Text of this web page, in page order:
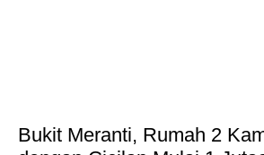
Bukit Meranti, Rumah 2